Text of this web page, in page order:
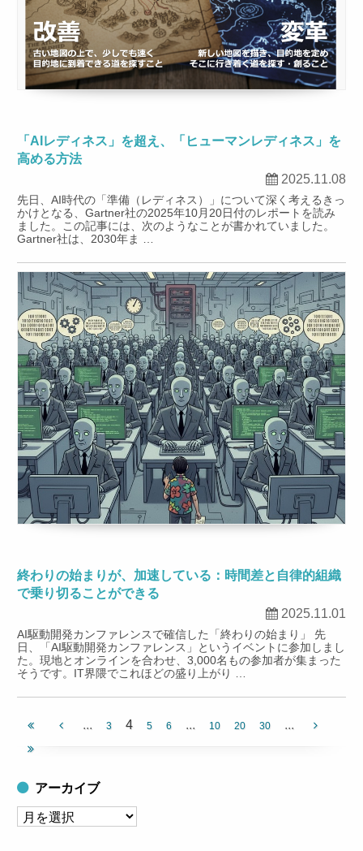
「AIレディネス」を超え、「ヒューマンレディネス」を
高める方法
2025.11.08
先日、AI時代の「準備（レディネス）」について深く考えるきっ
かけとなる、Gartner社の2025年10月20日付のレポートを読み
ました。この記事には、次のようなことが書かれていました。
Gartner社は、2030年ま …
終わりの始まりが、加速している：時間差と自律的組織
で乗り切ることができる
2025.11.01
AI駆動開発カンファレンスで確信した「終わりの始まり」 先
日、「AI駆動開発カンファレンス」というイベントに参加しまし
た。現地とオンラインを合わせ、3,000名もの参加者が集まった
そうです。IT界隈でこれほどの盛り上がり …
... 3 4 5 6 ... 10 20 30 ...
アーカイブ
ア